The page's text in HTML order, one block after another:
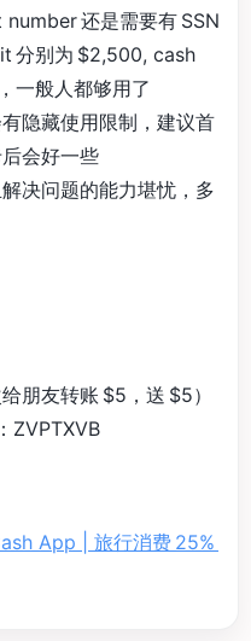
还是需要有 SSN
分别为 $2,500, cash
一般人都够用了
隐藏使用限制，建议首
会好一些
决问题的能力堪忧，多
朋友转账 $5，送 $5）
ZVPTXVB
App | 旅行消费 25%